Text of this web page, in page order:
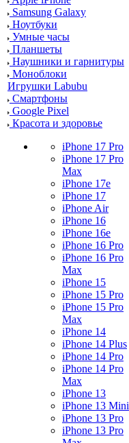
Samsung Galaxy
Ноутбуки
Умные часы
Планшеты
Наушники и гарнитуры
Моноблоки
Игрушки Labubu
Смартфоны
Google Pixel
Красота и здоровье
iPhone 17 Pro
iPhone 17 Pro
Max
iPhone 17e
iPhone 17
iPhone Air
iPhone 16
iPhone 16e
iPhone 16 Pro
iPhone 16 Pro
Max
iPhone 15
iPhone 15 Pro
iPhone 15 Pro
Max
iPhone 14
iPhone 14 Plus
iPhone 14 Pro
iPhone 14 Pro
Max
iPhone 13
iPhone 13 Mini
iPhone 13 Pro
iPhone 13 Pro